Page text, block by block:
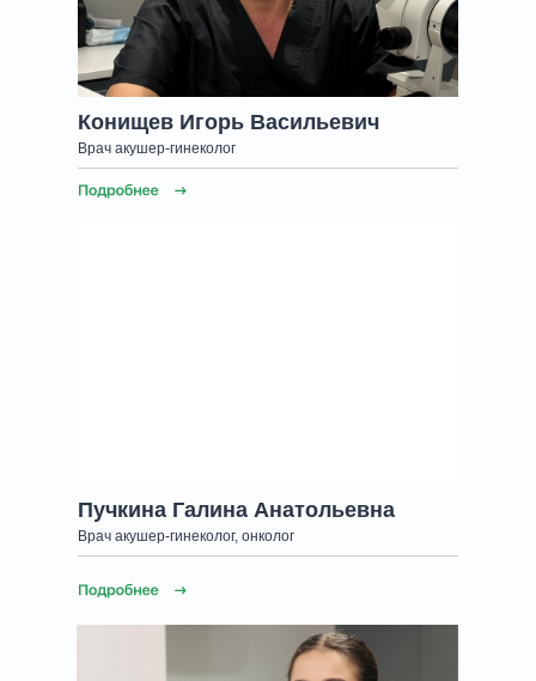
Пучкина Галина Анатольевна
Врач акушер-гинеколог, онколог
Конищев Игорь Васильевич
Врач акушер-гинеколог